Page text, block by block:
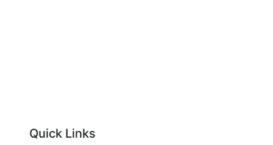
Quick Links